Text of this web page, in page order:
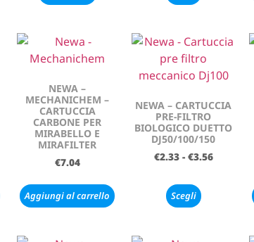
NEWA –
MECHANICHEM –
CARTUCCIA
CARBONE PER
MIRABELLO E
MIRAFILTER
€7.04
Aggiungi al carrello
NEWA – CARTUCCIA
PRE-FILTRO
BIOLOGICO DUETTO
DJ50/100/150
€2.33 - €3.56
Scegli